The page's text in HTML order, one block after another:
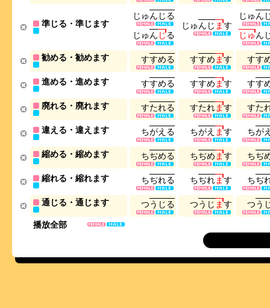
播放全部
準じる・準じます
じ ゅ ん じる
じ ゅ ん じる
じ ゅ ん じ ます
じ ゅ ん
じ ゅん
勧める・勧めます すすめる すすめ ます すす
進める・進めます すすめる すすめ ます すす
廃れる・廃れます すたれる すたれます すた
違える・違えます ちがえ る ちがえ ます ちが
縮める・縮めます ちぢめる ちぢめ ます ちぢ
縮れる・縮れます ちぢれる ちぢれます ちぢ
通じる・通じます つう じる つう じ ます つう